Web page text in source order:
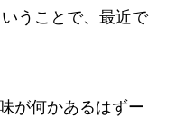
うことで、最近で
が何かあるはずー